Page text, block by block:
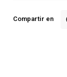
Compartir en